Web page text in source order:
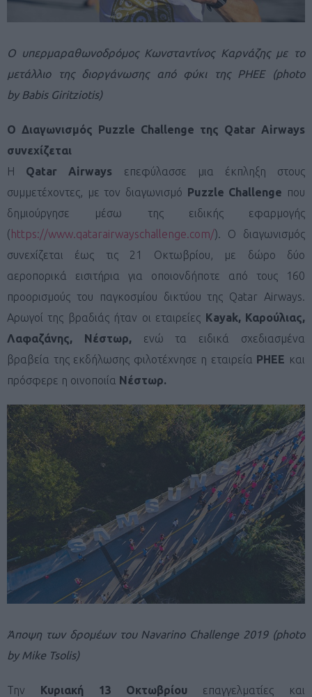
Ο υπερμαραθωνοδρόμος Κωνσταντίνος Καρνάζης με το
μετάλλιο της διοργάνωσης από φύκι της PHEE (photo
by Babis Giritziotis)
Ο Διαγωνισμός Puzzle Challenge της Qatar Airways
συνεχίζεται
H Qatar Airways
επεφύλασσε μια έκπληξη στους
συμμετέχοντες, με τον διαγωνισμό
Puzzle Challenge που
δημιούργησε μέσω της ειδικής εφαρμογής
( https://www.qatarairwayschallenge.com/). O διαγωνισμός
συνεχίζεται έως τις 21 Οκτωβρίου, με δώρο δύο
αεροπορικά εισιτήρια για οποιονδήποτε από τους 160
προορισμούς του παγκοσμίου δικτύου της Qatar Airways.
Αρωγοί της βραδιάς ήταν οι εταιρείες Kayak, Καρούλιας,
Λαφαζάνης, Νέστωρ, ενώ τα ειδικά σχεδιασμένα
βραβεία της εκδήλωσης φιλοτέχνησε η εταιρεία PHEE και
πρόσφερε η οινοποιία Νέστωρ.
Άποψη των δρομέων του Navarino Challenge 2019 (photo
by Mike Tsolis)
Την Κυριακή 13 Οκτωβρίου επαγγελματίες και